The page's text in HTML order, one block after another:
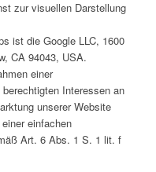
zur visuellen Darstellung
ist die Google LLC, 1600
CA 94043, USA.
einer
Interessen an
unserer Website
einfachen
Art. 6 Abs. 1 S. 1 lit. f